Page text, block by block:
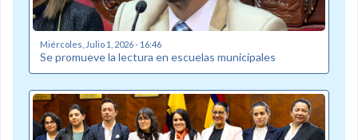
Miércoles, Julio 1, 2026 - 16:46
Se promueve la lectura en escuelas municipales